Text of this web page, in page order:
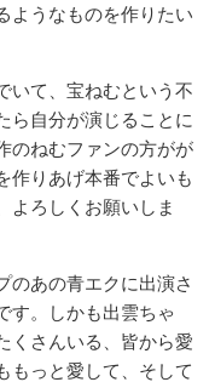
ようなものを作りたい
いて、宝ねむという不
自分が演じることに
のねむファンの方がが
作りあげ本番でよいも
ろしくお願いしま
あの青エクに出演さ
す。しかも出雲ちゃ
くさんいる、皆から愛
もっと愛して、そして